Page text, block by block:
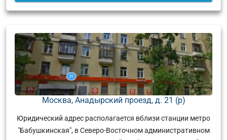
Москва, Анадырский проезд, д. 21 (р)
Юридический адрес располагается вблизи станции метро
"Бабушкинская", в Северо-Восточном административном